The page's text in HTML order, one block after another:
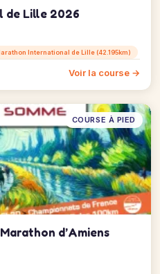
de Lille 2026
International de Lille (42.195km)
Voir la course →
COURSE À PIED
d’Amiens